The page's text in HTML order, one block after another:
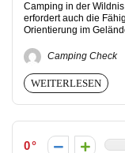
Camping in der
erfordert auch die
Orientierung im
Camping Check
WEITERLESEN
0